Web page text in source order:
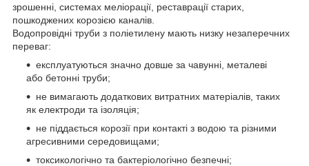
зрошенні, системах меліорації, реставрації старих,
пошкоджених корозією каналів.
Водопровідні труби з поліетилену мають низку незаперечних
переваг:
експлуатуються значно довше за чавунні, металеві
або бетонні труби;
не вимагають додаткових витратних матеріалів, таких
як електроди та ізоляція;
не піддається корозії при контакті з водою та різними
агресивними середовищами;
токсикологічно та бактеріологічно безпечні;